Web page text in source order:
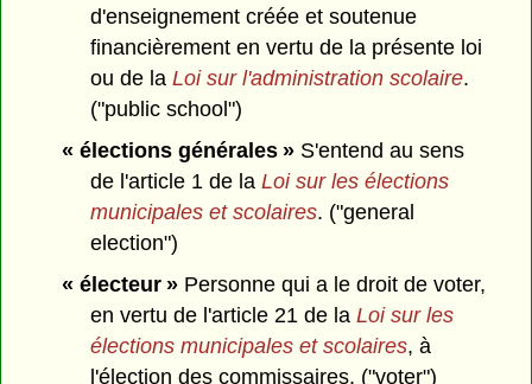
d'enseignement créée et soutenue
financièrement en vertu de la présente loi
ou de laLoi sur l'administration scolaire.
("public school")
« élections générales »S'entend au sens
de l'article 1 de laLoi sur les élections
municipales et scolaires. ("general
election")
« électeur »Personne qui a le droit de voter,
en vertu de l'article 21 de laLoi sur les
élections municipales et scolaires, à
l'élection des commissaires. ("voter")